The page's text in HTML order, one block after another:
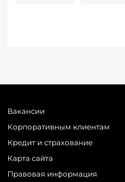
Вакансии
Корпоративным клиентам
Кредит и страхование
Карта сайта
Правовая информация